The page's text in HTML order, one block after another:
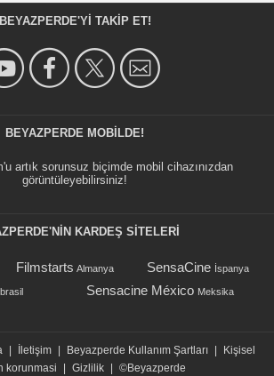
BEYAZPERDE'YI TAKIP ET!
BEYAZPERDE MOBILDE!
artık sorunsuz biçimde mobil cihazınızdan
görüntüleyebilirsiniz!
KARDEŞ SİTELERİ
Filmstarts Almanya SensaCine İspanya
brasil Sensacine México Meksika
İletişim Beyazperde Kullanım Şartları
Kişisel
korunmasi
Gizlilik ©Beyazperde